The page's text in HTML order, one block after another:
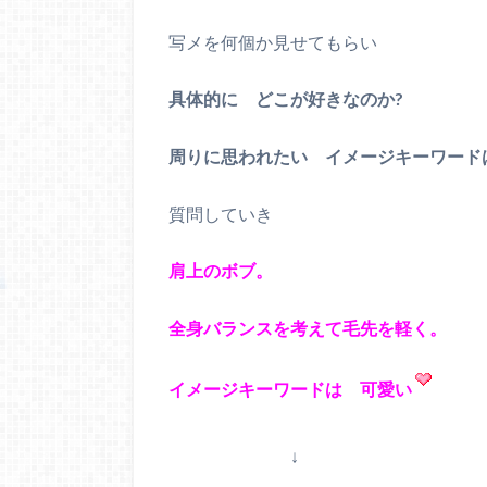
写メを何個か見せてもらい
具体的に どこが好きなのか?
周りに思われたい イメージキーワード
質問していき
肩上のボブ。
全身バランスを考えて毛先を軽く。
イメージキーワードは 可愛い
↓